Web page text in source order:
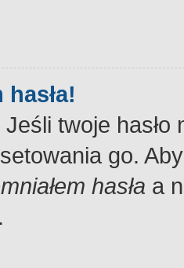
hasła!
twoje
go.
hasła a